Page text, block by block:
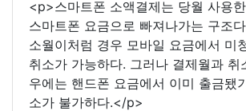
<p>스마트폰 소액결제는 당월 사용
스마트폰 요금으로 빠져나가는 구조
소월이처럼 경우 모바일 요금에서 미
취소가 가능하다. 그러나 결제월과 취
우에는 핸드폰 요금에서 이미 출금됐
소가 불가하다.</p>